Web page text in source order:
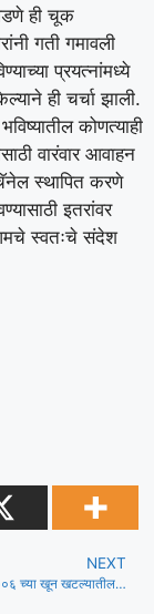
ही चूक
गती गमावली
प्रयत्नांमध्ये
ही चर्चा झाली.
कोणत्याही
वारंवार आवाहन
स्थापित करणे
इतरांवर
स्वतःचे संदेश
NEXT
‘हे कलियुग आहे’: २००६ च्या खून खटल्यातील सर्व आरोपींची न्यायालयाने निर्दोष मुक्तता केल्यानंतर पवनराजे निंबाळकर यांच्या मुलाची प्रतिक्रिया, ‘माझ्या वडिलांना कोणी मारले?’